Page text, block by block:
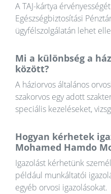
A TAJ-kártya
Egészségbiztosítási
ügyfélszolgálatán lehet
Mi a különbség a
között?
A háziorvos általános
szakorvos egy adott
speciális kezeléseket,
Hogyan kérhetek
Mohamed Hamdo
Igazolást kérhetünk
például munkáltatói
egyéb orvosi igazolásokat.